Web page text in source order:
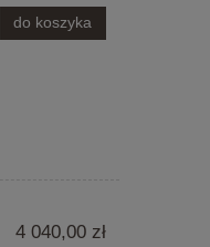
do koszyka
4 040,00 zł